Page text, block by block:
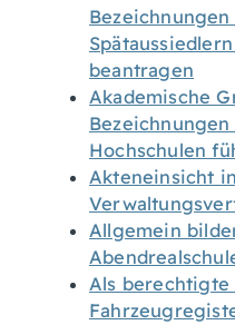
beantragen
Akademische
Hochschulen
Akteneinsicht
Allgemein
Als berechtigte